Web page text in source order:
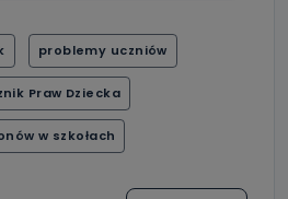
problemy uczniów
Praw Dziecka
w szkołach